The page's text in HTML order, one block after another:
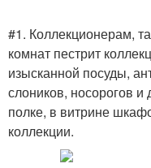
#1. Коллекционерам,
комнат пестрит
изысканной посуды,
слоников, носорогов
полке, в витрине
коллекции.